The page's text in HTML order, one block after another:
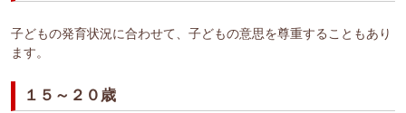
子どもの発育状況に合わせて、子どもの意思を尊重することもあり
ます。
１５～２０歳